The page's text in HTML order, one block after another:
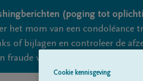
(poging tot
het mom van een condoléance
of bijlagen en controleer de
fraude vallen echter nooit
Cookie kennisgeving